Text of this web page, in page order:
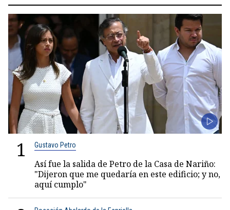
1 Gustavo Petro
Así fue la salida de Petro de la Casa de Nariño:
"Dijeron que me quedaría en este edificio; y no,
aquí cumplo"